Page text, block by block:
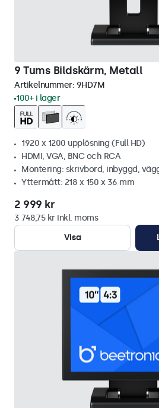
9 Tums Bildskärm, Metall
Artikelnummer: 9HD7M
100+ i lager
1920 x 1200 upplösning (Full HD)
HDMI, VGA, BNC och RCA
Montering: skrivbord, inbyggd,
Yttermått: 218 x 150 x 36 mm
2 999 kr
3 748,75 kr inkl. moms
Visa